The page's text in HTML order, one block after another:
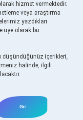
hizmet vermektedir.
veya araştırma
yazdıkları
üye olarak bu
düşündüğünüz içerikleri,
halinde, ilgili